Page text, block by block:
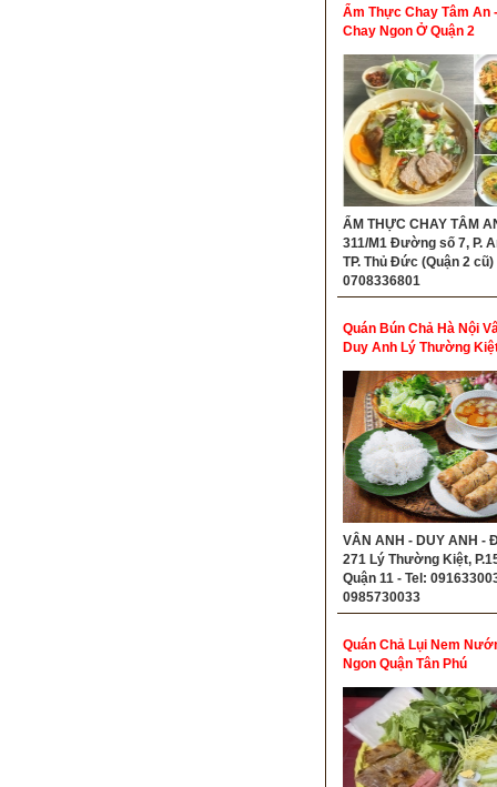
Ẩm Thực Chay Tâm An
Chay Ngon Ở Quận 2
ẨM THỰC CHAY TÂM
311/M1 Đường số 7, P.
TP. Thủ Đức (Quận 2 cũ)
0708336801
Quán Bún Chả Hà Nội
Duy Anh Lý Thường
VÂN ANH - DUY ANH -
271 Lý Thường Kiệt,
Quận 11 - Tel:
0985730033
Quán Chả Lụi Nem
Ngon Quận Tân Phú